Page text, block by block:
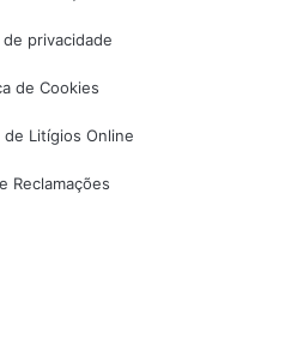
de privacidade
de Cookies
de Litígios Online
Reclamações